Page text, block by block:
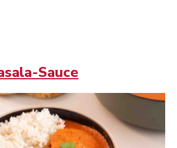
Sauce